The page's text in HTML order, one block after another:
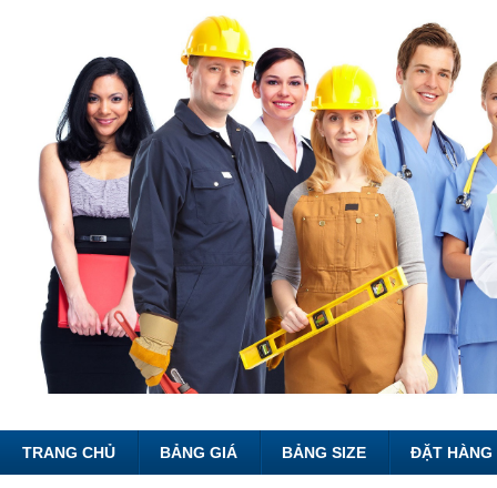
TRANG CHỦ BẢNG GIÁ BẢNG SIZE ĐẶT HÀNG